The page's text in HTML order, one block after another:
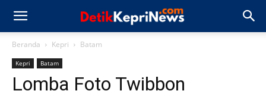
Beranda Kepri Batam
Kepri Batam
Lomba Foto Twibbon